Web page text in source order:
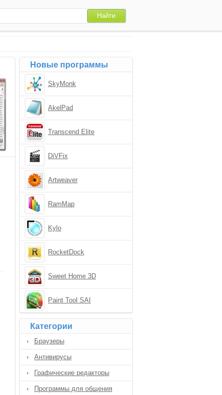
Новые программы
SkyMonk
AkelPad
Transcend Elite
DiVFix
Artweaver
RamMap
Kylo
RocketDock
Sweet Home 3D
Paint Tool SAI
Категории
Браузеры
Антивирусы
Графические редакторы
Программы для общения